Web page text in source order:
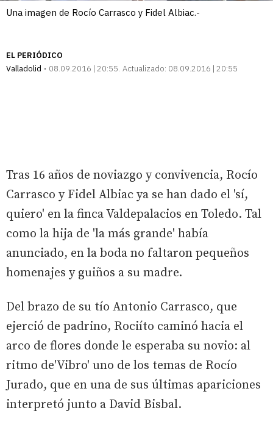
Una imagen de Rocío Carrasco y Fidel Albiac.-
EL PERIÓDICO
Valladolid
08.09.2016 | 20:55 Actualizado: 08.09.2016 | 20:55
Tras 16 años de noviazgo y convivencia, Rocío
Carrasco y Fidel Albiac ya se han dado el 'sí,
quiero' en la finca Valdepalacios en Toledo. Tal
como la hija de 'la más grande' había
anunciado, en la boda no faltaron pequeños
homenajes y guiños a su madre.
Del brazo de su tío Antonio Carrasco, que
ejerció de padrino, Rociíto caminó hacia el
arco de flores donde le esperaba su novio: al
ritmo de'Vibro' uno de los temas de Rocío
Jurado, que en una de sus últimas apariciones
interpretó junto a David Bisbal.